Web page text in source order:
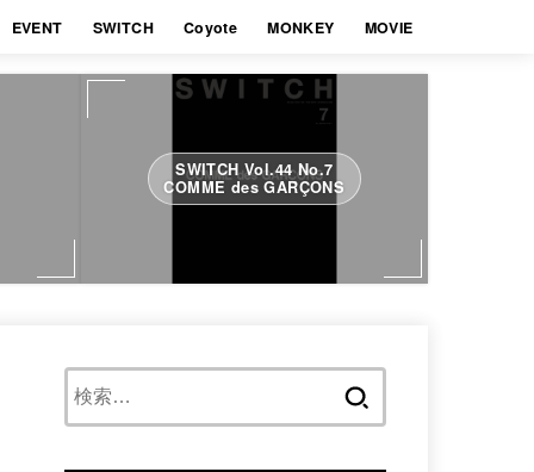
EVENT SWITCH Coyote MONKEY MOVIE
SWITCH Vol.44 No.7
COMME des GARÇONS